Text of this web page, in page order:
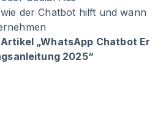
der Chatbot hilft und wann
„WhatsApp Chatbot Er
2025“